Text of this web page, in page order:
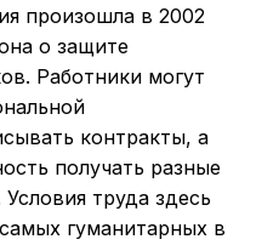
произошла в 2002
о защите
Работники могут
контракты, а
получать разные
труда здесь
гуманитарных в